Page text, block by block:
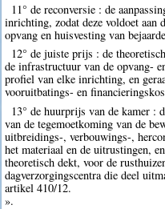
11° de reconversie : de
inrichting, zodat deze voldoet aan
opvang en huisvesting van
12° de juiste prijs : de
de infrastructuur van de opvang-
profiel van elke inrichting, en
vooruitbatings- en
13° de huurprijs van de kamer :
van de tegemoetkoming van de
uitbreidings-, verbouwings-,
het materiaal en de uitrustingen,
theoretisch dekt, voor de
dagverzorgingscentra die deel
artikel 410/12.
».